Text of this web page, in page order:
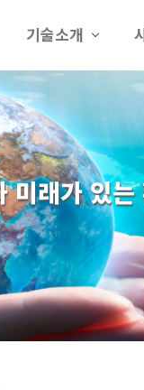
기술소개
미래가 있는